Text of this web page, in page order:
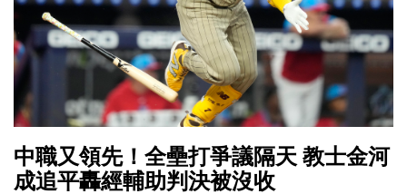
中職又領先！全壘打爭議隔天 教士金河
成追平轟經輔助判決被沒收